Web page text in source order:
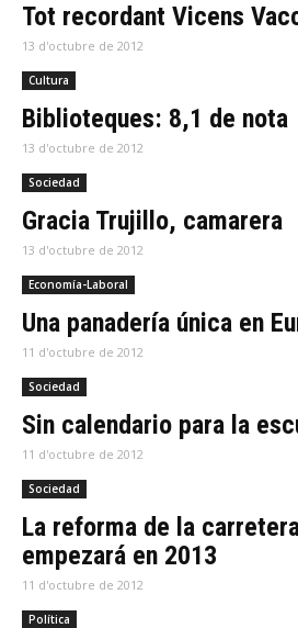
Tot recordant Vicens
13 d'octubre de 2012
Cultura
Biblioteques: 8,1 de nota
13 d'octubre de 2012
Sociedad
Gracia Trujillo, camarera
13 d'octubre de 2012
Economía-Laboral
Una panadería única en
11 d'octubre de 2012
Sociedad
Sin calendario para la
11 d'octubre de 2012
Sociedad
La reforma de la
empezará en 2013
11 d'octubre de 2012
Política